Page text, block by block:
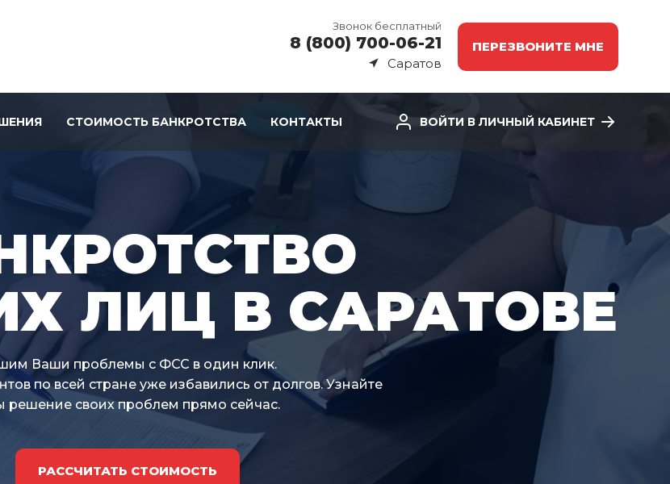
Звонок бесплатный
8 (800) 700-06-21
Саратов
ПЕРЕЗВОНИТЕ МНЕ
СТОИМОСТЬ БАНКРОТСТВА КОНТАКТЫ ВОЙТИ В ЛИЧНЫЙ КАБИНЕТ
ЛИЦ В САРАТОВЕ
Ваши проблемы с ФСС в один клик.
по всей стране уже избавились от долгов. Узнайте
решение своих проблем прямо сейчас.
РАССЧИТАТЬ СТОИМОСТЬ